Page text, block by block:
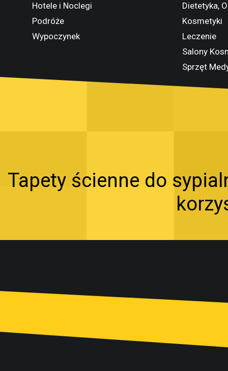
Hotele i Noclegi
Podróże
Wypoczynek
Dietetyka,
Kosmetyki
Leczenie
Salony
Sprzęt
Tapety ścienne do